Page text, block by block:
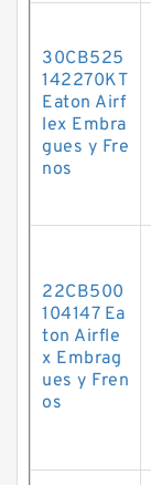
30CB525
142270KT
Eaton Airf
lex Embra
gues y Fre
nos
22CB500
104147 Ea
ton Airfle
x Embrag
ues y Fren
os